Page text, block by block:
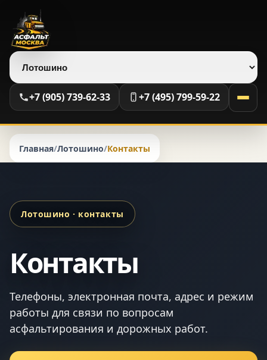
Выберите регион
+7 (905) 739-62-33 +7 (495) 799-59-22
Главная/Лотошино/Контакты
Лотошино · контакты
Контакты
Телефоны, электронная почта, адрес и режим
работы для связи по вопросам
асфальтирования и дорожных работ.